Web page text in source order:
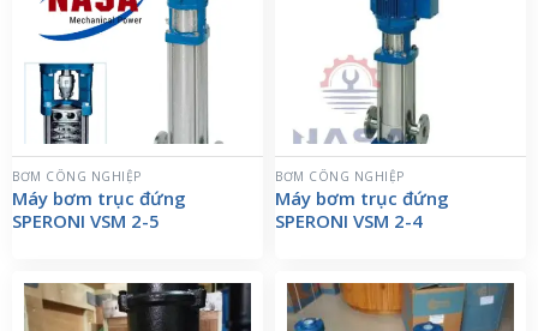
BƠM CÔNG NGHIỆP
Máy bơm trục đứng
SPERONI VSM 2-5
BƠM CÔNG NGHIỆP
Máy bơm trục đứng
SPERONI VSM 2-4